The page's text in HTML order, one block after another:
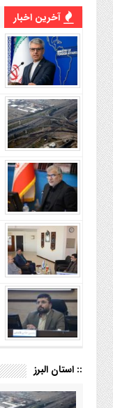
آخرین اخبار
:: استان البرز